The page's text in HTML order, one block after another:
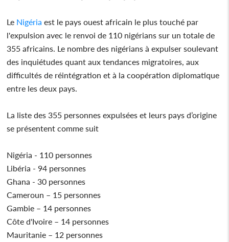
Le Nigéria est le pays ouest africain le plus touché par
l'expulsion avec le renvoi de 110 nigérians sur un totale de
355 africains. Le nombre des nigérians à expulser soulevant
des inquiétudes quant aux tendances migratoires, aux
difficultés de réintégration et à la coopération diplomatique
entre les deux pays.
La liste des 355 personnes expulsées et leurs pays d’origine
se présentent comme suit
Nigéria - 110 personnes
Libéria - 94 personnes
Ghana - 30 personnes
Cameroun – 15 personnes
Gambie – 14 personnes
Côte d'Ivoire – 14 personnes
Mauritanie – 12 personnes